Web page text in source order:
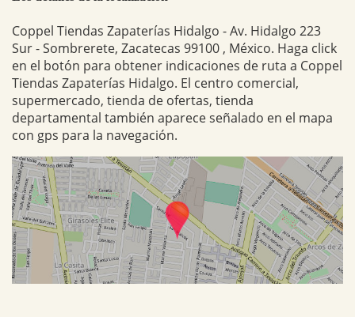
Coppel Tiendas Zapaterías Hidalgo - Av. Hidalgo 223
Sur - Sombrerete, Zacatecas 99100 , México. Haga click
en el botón para obtener indicaciones de ruta a Coppel
Tiendas Zapaterías Hidalgo. El centro comercial,
supermercado, tienda de ofertas, tienda
departamental también aparece señalado en el mapa
con gps para la navegación.